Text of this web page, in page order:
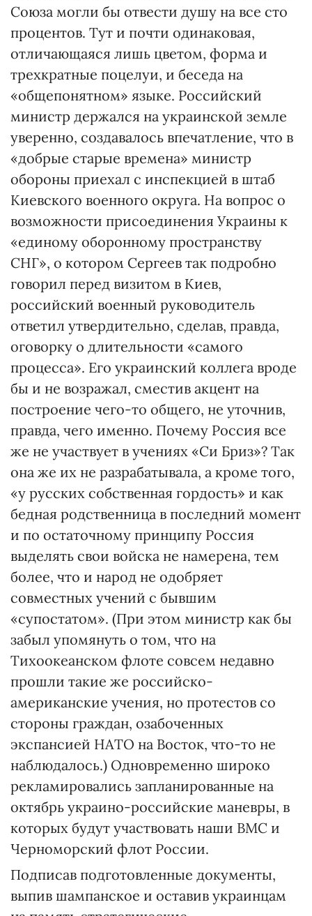
Союза могли бы отвести душу на все сто
процентов. Тут и почти одинаковая,
отличающаяся лишь цветом, форма и
трехкратные поцелуи, и беседа на
«общепонятном» языке. Российский
министр держался на украинской земле
уверенно, создавалось впечатление, что в
«добрые старые времена» министр
обороны приехал с инспекцией в штаб
Киевского военного округа. На вопрос о
возможности присоединения Украины к
«единому оборонному пространству
СНГ», о котором Сергеев так подробно
говорил перед визитом в Киев,
российский военный руководитель
ответил утвердительно, сделав, правда,
оговорку о длительности «самого
процесса». Его украинский коллега вроде
бы и не возражал, сместив акцент на
построение чего-то общего, не уточнив,
правда, чего именно. Почему Россия все
же не участвует в учениях «Си Бриз»? Так
она же их не разрабатывала, а кроме того,
«у русских собственная гордость» и как
бедная родственница в последний момент
и по остаточному принципу Россия
выделять свои войска не намерена, тем
более, что и народ не одобряет
совместных учений с бывшим
«супостатом». (При этом министр как бы
забыл упомянуть о том, что на
Тихоокеанском флоте совсем недавно
прошли такие же российско-
американские учения, но протестов со
стороны граждан, озабоченных
экспансией НАТО на Восток, что-то не
наблюдалось.) Одновременно широко
рекламировались запланированные на
октябрь украино-российские маневры, в
которых будут участвовать наши ВМС и
Черноморский флот России.
Подписав подготовленные документы,
выпив шампанское и оставив украинцам